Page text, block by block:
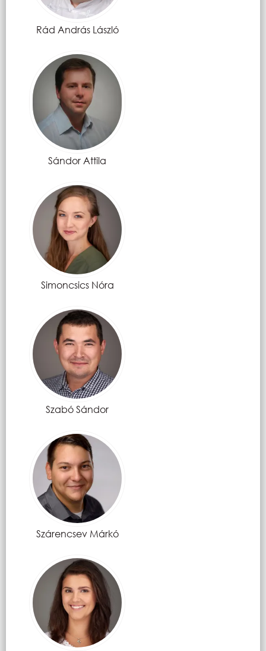
Rád András László
Sándor Attila
Simoncsics Nóra
Szabó Sándor
Szárencsev Márkó